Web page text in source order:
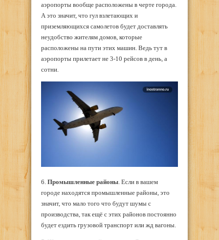
аэропорты вообще расположены в черте города.
А это значит, что гул взлетающих и
приземляющихся самолетов будет доставлять
неудобство жителям домов, которые
расположены на пути этих машин. Ведь тут в
аэропорты прилетает не 3-10 рейсов в день, а
сотни.
6. Промышленные районы. Если в вашем
городе находятся промышленные районы, это
значит, что мало того что будут шумы с
производства, так ещё с этих районов постоянно
будет ездить грузовой транспорт или жд вагоны.